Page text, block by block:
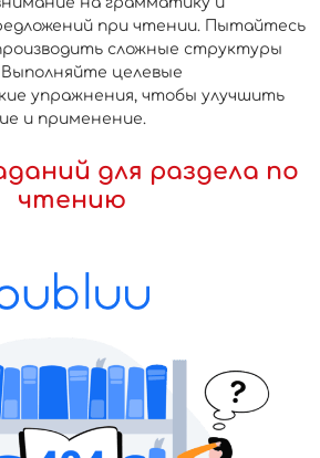
при чтении. Пытайтесь
сложные структуры
целевые
упражнения, чтобы улучшить
и применение.
для раздела по
чтению